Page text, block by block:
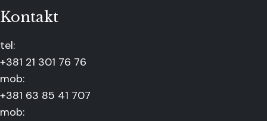
Kontakt
tel:
+381 21 301 76 76
mob:
+381 63 85 41 707
mob: